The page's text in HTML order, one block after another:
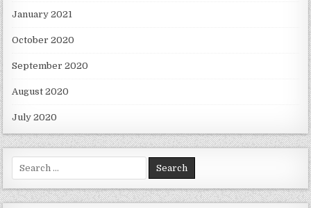
January 2021
October 2020
September 2020
August 2020
July 2020
Search for: